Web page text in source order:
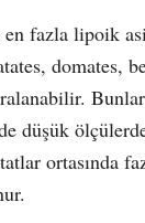
fazla lipoik
domates,
düşük
ortasında